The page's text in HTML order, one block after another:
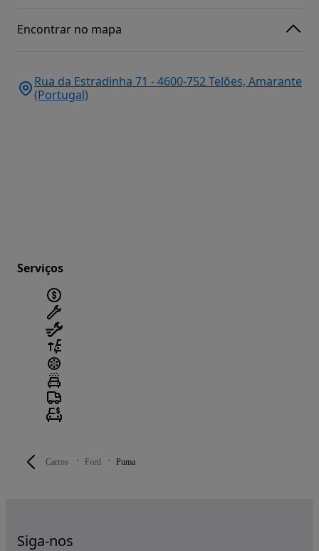
Carros Ford Puma
Encontrar no mapa
Rua da Estradinha 71 - 4600-752 Telões, Amarante
(Portugal)
Serviços
Siga-nos